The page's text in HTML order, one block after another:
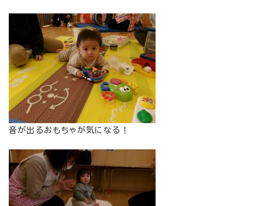
音が出るおもちゃが気になる！